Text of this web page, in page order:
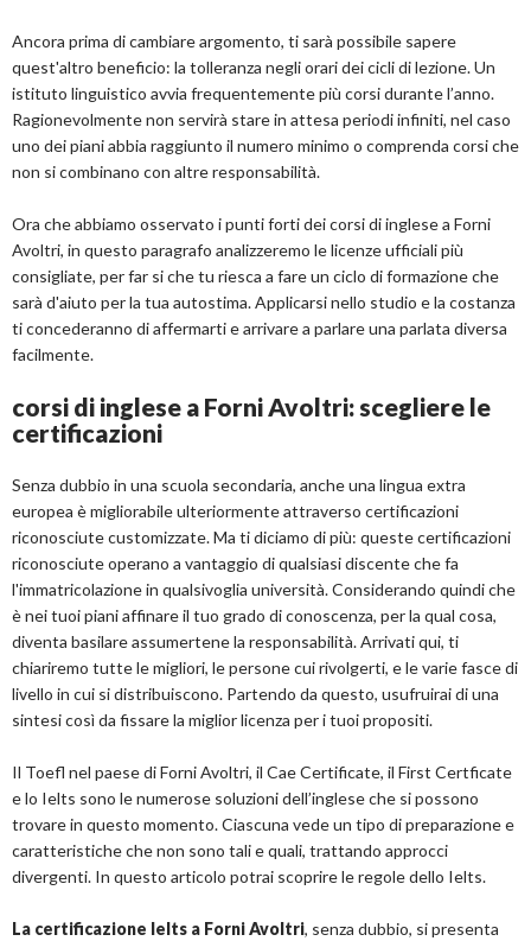
Ancora prima di cambiare argomento, ti sarà possibile sapere
quest'altro beneficio: la tolleranza negli orari dei cicli di lezione. Un
istituto linguistico avvia frequentemente più corsi durante l’anno.
Ragionevolmente non servirà stare in attesa periodi infiniti, nel caso
uno dei piani abbia raggiunto il numero minimo o comprenda corsi che
non si combinano con altre responsabilità.
Ora che abbiamo osservato i punti forti dei corsi di inglese a Forni
Avoltri, in questo paragrafo analizzeremo le licenze ufficiali più
consigliate, per far si che tu riesca a fare un ciclo di formazione che
sarà d'aiuto per la tua autostima. Applicarsi nello studio e la costanza
ti concederanno di affermarti e arrivare a parlare una parlata diversa
facilmente.
corsi di inglese a Forni Avoltri: scegliere le
certificazioni
Senza dubbio in una scuola secondaria, anche una lingua extra
europea è migliorabile ulteriormente attraverso certificazioni
riconosciute customizzate. Ma ti diciamo di più: queste certificazioni
riconosciute operano a vantaggio di qualsiasi discente che fa
l'immatricolazione in qualsivoglia università. Considerando quindi che
è nei tuoi piani affinare il tuo grado di conoscenza, per la qual cosa,
diventa basilare assumertene la responsabilità. Arrivati qui, ti
chiariremo tutte le migliori, le persone cui rivolgerti, e le varie fasce di
livello in cui si distribuiscono. Partendo da questo, usufruirai di una
sintesi così da fissare la miglior licenza per i tuoi propositi.
Il Toefl nel paese di Forni Avoltri, il Cae Certificate, il First Certficate
e lo Ielts sono le numerose soluzioni dell’inglese che si possono
trovare in questo momento. Ciascuna vede un tipo di preparazione e
caratteristiche che non sono tali e quali, trattando approcci
divergenti. In questo articolo potrai scoprire le regole dello Ielts.
La certificazione Ielts a Forni Avoltri, senza dubbio, si presenta